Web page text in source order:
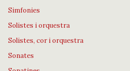
Simfonies
Solistes i orquestra
Solistes, cor i orquestra
Sonates